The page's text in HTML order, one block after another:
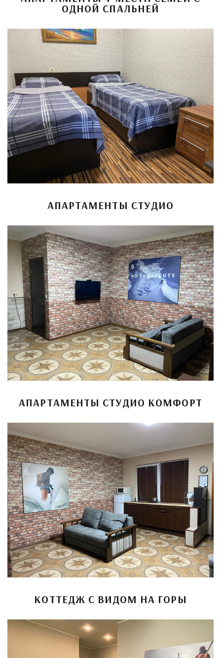
ОДНОЙ СПАЛЬНЕЙ
АПАРТАМЕНТЫ СТУДИО
АПАРТАМЕНТЫ СТУДИО КОМФОРТ
КОТТЕДЖ С ВИДОМ НА ГОРЫ